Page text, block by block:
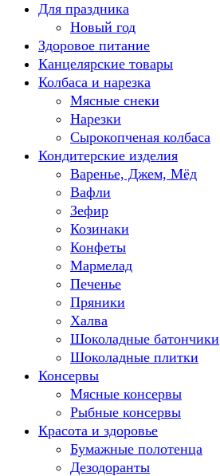
Для праздника
Новый год
Здоровое питание
Канцелярские товары
Колбаса и нарезка
Мясные снеки
Нарезки
Сырокопченая колбаса
Кондитерские изделия
Варенье, Джем, Мёд
Вафли
Зефир
Козинаки
Конфеты
Мармелад
Печенье
Пряники
Халва
Шоколадные батончики
Шоколадные плитки
Консервы
Мясные консервы
Рыбные консервы
Красота и здоровье
Бумажные полотенца
Дезодоранты